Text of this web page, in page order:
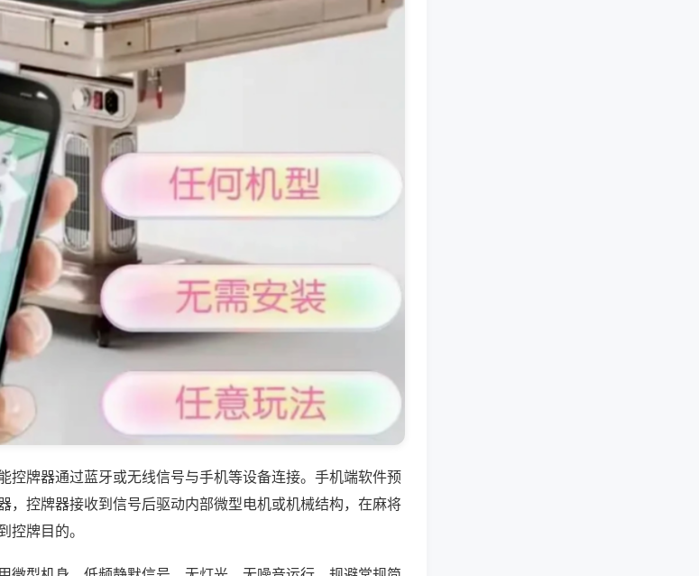
控牌器通过蓝牙或无线信号与手机等设备连接。手机端软件预
，控牌器接收到信号后驱动内部微型电机或机械结构，在麻将
控牌目的。